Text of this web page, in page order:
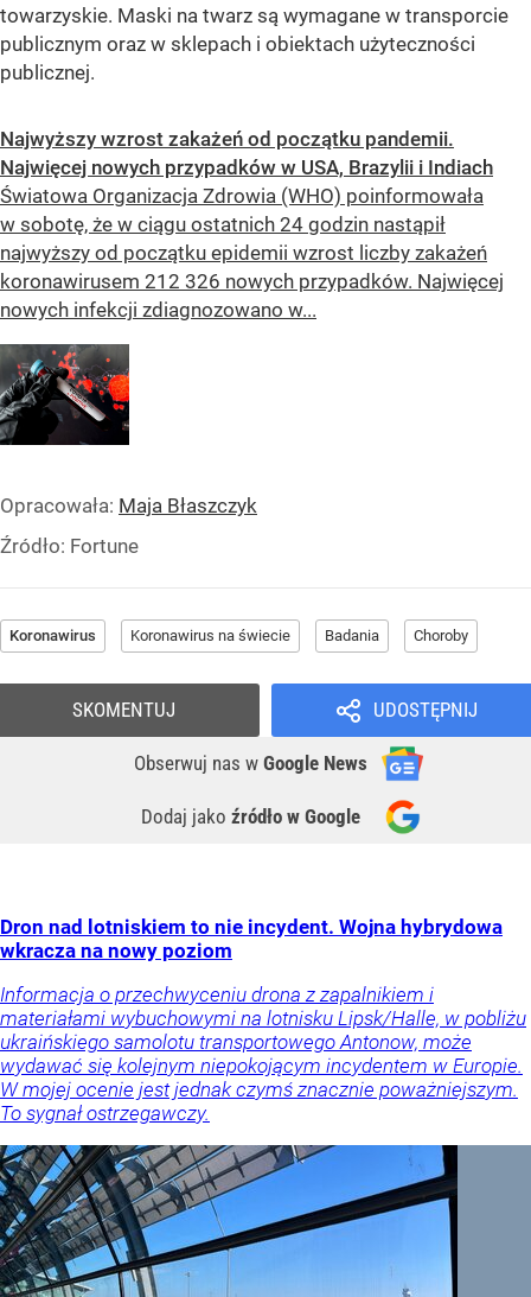
towarzyskie. Maski na twarz są wymagane w transporcie
publicznym oraz w sklepach i obiektach użyteczności
publicznej.
Najwyższy wzrost zakażeń od początku pandemii.
Najwięcej nowych przypadków w USA, Brazylii i Indiach
Światowa Organizacja Zdrowia (WHO) poinformowała
w sobotę, że w ciągu ostatnich 24 godzin nastąpił
najwyższy od początku epidemii wzrost liczby zakażeń
koronawirusem 212 326 nowych przypadków. Najwięcej
nowych infekcji zdiagnozowano w...
Opracowała: Maja Błaszczyk
Źródło: Fortune
Koronawirus Koronawirus na świecie Badania Choroby
UDOSTĘPNIJ
Obserwuj nas w Google News
Dodaj jako źródło w Google
SKOMENTUJ
Dron nad lotniskiem to nie incydent. Wojna hybrydowa
wkracza na nowy poziom
Informacja o przechwyceniu drona z zapalnikiem i
materiałami wybuchowymi na lotnisku Lipsk/Halle, w pobliżu
ukraińskiego samolotu transportowego Antonow, może
wydawać się kolejnym niepokojącym incydentem w Europie.
W mojej ocenie jest jednak czymś znacznie poważniejszym.
To sygnał ostrzegawczy.